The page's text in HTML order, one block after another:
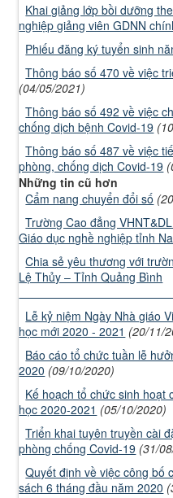
Khai giảng lớp bồi dưỡng
nghiệp giảng viên GDNN
Phiếu đăng ký tuyển sinh
Thông báo số 470 về việc
(04/05/2021)
Thông báo số 492 về việc
chống dịch bệnh Covid-19
Thông báo số 487 về việc
phòng, chống dịch Covid-19
Những tin cũ hơn
Cẩm nang chuyển đổi số
Trường Cao đẳng
Giáo dục nghề nghiệp tỉnh
Chia sẻ yêu thương với
Lệ Thủy – Tỉnh Quảng Bình
Lễ kỷ niệm Ngày Nhà giáo
học mới 2020 - 2021 (20/11/
Báo cáo tổ chức tuần lễ
2020 (09/10/2020)
Kế hoạch tổ chức sinh hoạt
học 2020-2021 (05/10/2020)
Triển khai tuyên truyền cài
phòng chống Covid-19 (31/
Quyết định về việc công bố
sách 6 tháng đầu năm 2020